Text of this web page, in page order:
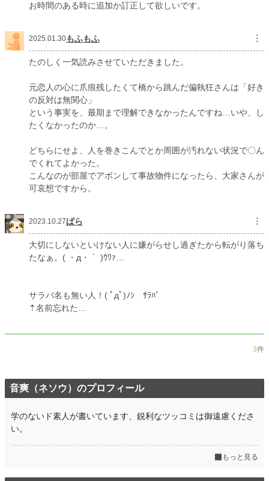
お時間のある時に追加か訂正して欲しいです。
2025.01.30もふもふ ︙
たのしく一気読みさせていただきました。
元恋人の心に爪痕残したくて橋から跳んだ偏執狂さんは「好き
の反対は無関心」
という事実を、最期まで理解できなかったんですね…いや、し
たくなかったのか…。
どちらにせよ、人を巻きこんでとか周囲が汚れない状況で〇ん
でくれてよかった。
こんなのが部屋でアボンして事故物件になったら、大家さんが
可哀想ですから。
2023.10.27ぱら ︙
大切にしないといけない人に嫌がらせし過ぎたから転がり落ち
たなぁ。( ・д・｀ )ｳﾜｧ…
サラバ名も無い人！( ﾟдﾟ)ﾉｼ ｻﾗﾊﾞ
⇡名前忘れた…
3件
音爽（ネソウ）のプロフィール
学のないド素人が書いています、鋭利なツッコミは御遠慮くださ
い。
もっと見る